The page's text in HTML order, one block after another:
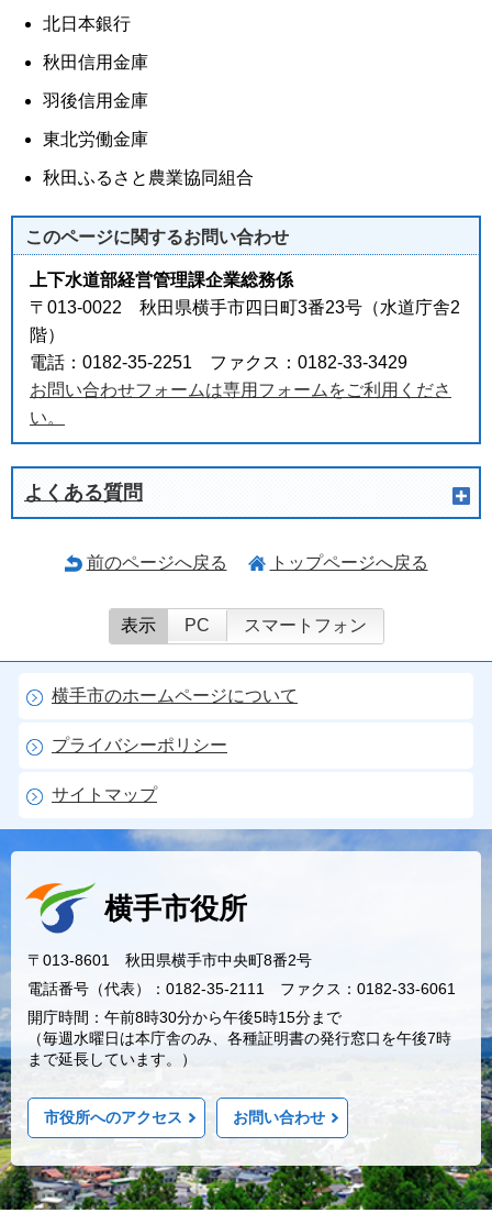
北日本銀行
秋田信用金庫
羽後信用金庫
東北労働金庫
秋田ふるさと農業協同組合
このページに関するお問い合わせ
上下水道部経営管理課企業総務係
〒013-0022 秋田県横手市四日町3番23号（水道庁舎2
階）
電話：0182-35-2251 ファクス：0182-33-3429
お問い合わせフォームは専用フォームをご利用くださ
い。
よくある質問
前のページへ戻る トップページへ戻る
表示 PC スマートフォン
横手市のホームページについて
プライバシーポリシー
サイトマップ
横手市役所
〒013-8601 秋田県横手市中央町8番2号
電話番号（代表）：0182-35-2111 ファクス：0182-33-6061
開庁時間：午前8時30分から午後5時15分まで
（毎週水曜日は本庁舎のみ、各種証明書の発行窓口を午後7時
まで延長しています。）
市役所へのアクセス お問い合わせ